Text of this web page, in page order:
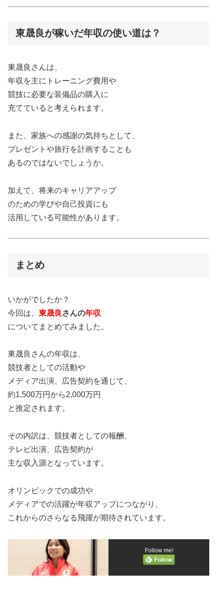
東晟良が稼いだ年収の使い道は？
東晟良さんは、
年収を主にトレーニング費用や
競技に必要な装備品の購入に
充てていると考えられます。
また、家族への感謝の気持ちとして、
プレゼントや旅行を計画することも
あるのではないでしょうか。
加えて、将来のキャリアアップ
のための学びや自己投資にも
活用している可能性があります。
まとめ
いかがでしたか？
今回は、 東晟良 さんの年収
についてまとめてみました。
東晟良さんの年収は、
競技者としての活動や
メディア出演、広告契約を通じて、
約1,500万円から2,000万円
と推定されます。
その内訳は、競技者としての報酬、
テレビ出演、広告契約が
主な収入源となっています。
オリンピックでの成功や
メディアでの活躍が年収アップにつながり、
これからのさらなる飛躍が期待されています。
Follow me!